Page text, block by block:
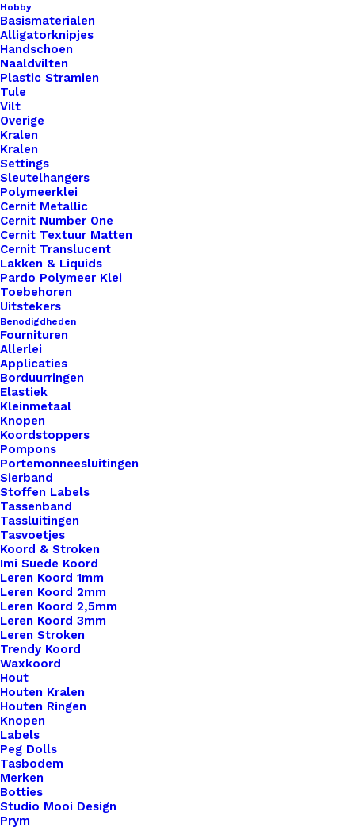
Hobby
Basismaterialen
Alligatorknipjes
Handschoen
Naaldvilten
Plastic Stramien
Tule
Vilt
Overige
Kralen
Kralen
Settings
Sleutelhangers
Polymeerklei
Cernit Metallic
Cernit Number One
Cernit Textuur Matten
Cernit Translucent
Lakken & Liquids
Pardo Polymeer Klei
Toebehoren
Uitstekers
Benodigdheden
Fournituren
Allerlei
Applicaties
Borduurringen
Elastiek
Kleinmetaal
Knopen
Koordstoppers
Pompons
Portemonneesluitingen
Sierband
Stoffen Labels
Tassenband
Tassluitingen
Tasvoetjes
Koord & Stroken
Imi Suede Koord
Leren Koord 1mm
Leren Koord 2mm
Leren Koord 2,5mm
Leren Koord 3mm
Leren Stroken
Trendy Koord
Waxkoord
Hout
Houten Kralen
Houten Ringen
Knopen
Labels
Peg Dolls
Tasbodem
Merken
Botties
Studio Mooi Design
Prym
Are
One
In
A
aantal
Toevoegen aan winkelwagen
Toevoegen aan verlanglijst
Categorie
Binnen 1-3 werkdagen verzonden
Veilig betalen
Unieke en kwaliteitsproducten
Overzicht
Nog meer leuks!
Recht Leren Label Met Hartje Zwart
€2,00